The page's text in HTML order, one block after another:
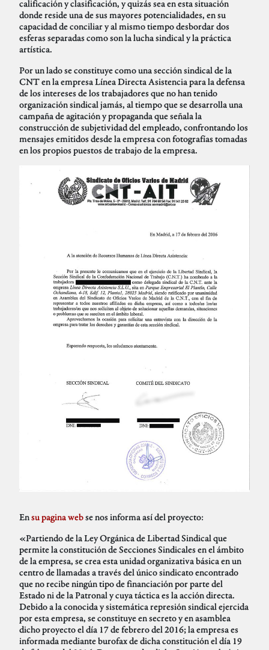
calificación y clasificación, y quizás sea en esta situación
donde reside una de sus mayores potencialidades, en su
capacidad de conciliar y al mismo tiempo desbordar dos
esferas separadas como son la lucha sindical y la práctica
artística.
Por un lado se constituye como una sección sindical de la
CNT en la empresa Línea Directa Asistencia para la defensa
de los intereses de los trabajadores que no han tenido
organización sindical jamás, al tiempo que se desarrolla una
campaña de agitación y propaganda que señala la
construcción de subjetividad del empleado, confrontando los
mensajes emitidos desde la empresa con fotografías tomadas
en los propios puestos de trabajo de la empresa.
Ensu pagina webse nos informa así del proyecto:
«Partiendo de la Ley Orgánica de Libertad Sindical que
permite la constitución de Secciones Sindicales en el ámbito
de la empresa, se crea esta unidad organizativa básica en un
centro de llamadas a través del único sindicato encontrado
que no recibe ningún tipo de financiación por parte del
Estado ni de la Patronal y cuya táctica es la acción directa.
Debido a la conocida y sistemática represión sindical ejercida
por esta empresa, se constituye en secreto y en asamblea
dicho proyecto el día 17 de febrero del 2016; la empresa es
informada mediante burofax de dicha constitución el día 19